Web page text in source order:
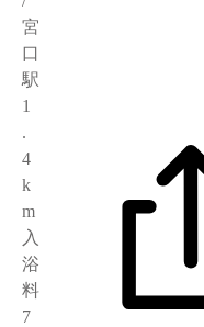
宮
口
駅
1
.
4
k
m
入
浴
料
7